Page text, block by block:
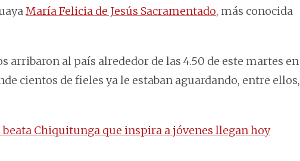
María Felicia de Jesús Sacramentado, más conocida
arribaron al país alrededor de las 4.50 de este martes en
cientos de fieles ya le estaban aguardando, entre ellos,
beata Chiquitunga que inspira a jóvenes llegan hoy